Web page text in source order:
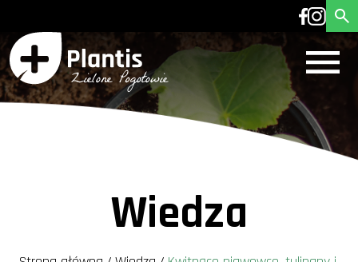
Wiedza